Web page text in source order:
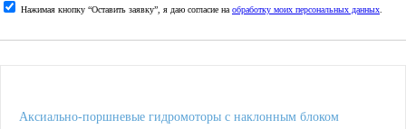
Нажимая кнопку “Оставить заявку”, я даю согласие на обработку моих персональных данных
Аксиально-поршневые гидромоторы с наклонным блоком